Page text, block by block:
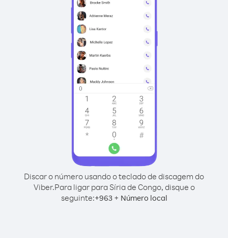
Discar o número usando o teclado de discagem do
Viber.Para ligar para Síria de Congo, disque o
seguinte:+963+ Número local